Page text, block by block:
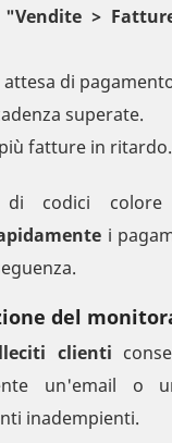
"Vendite >
di
superate.
fatture in ritardo.
di codici colore
i
del
clienti
un'email o
inadempienti.